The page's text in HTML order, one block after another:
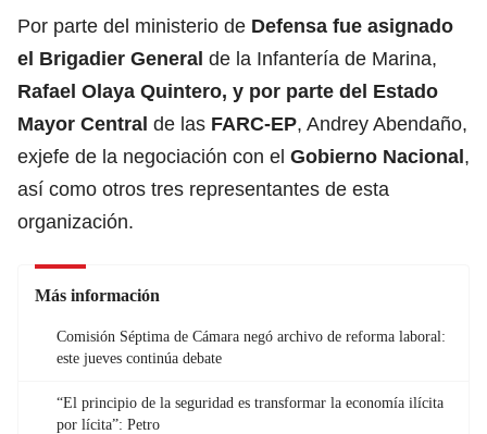
Por parte del ministerio de Defensa fue asignado
el Brigadier General de la Infantería de Marina,
Rafael Olaya Quintero, y por parte del Estado
Mayor Central de las FARC-EP, Andrey Abendaño,
exjefe de la negociación con el Gobierno Nacional,
así como otros tres representantes de esta
organización.
Más información
Comisión Séptima de Cámara negó archivo de reforma laboral:
este jueves continúa debate
“El principio de la seguridad es transformar la economía ilícita
por lícita”: Petro